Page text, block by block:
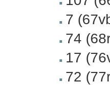
7
74
17
72